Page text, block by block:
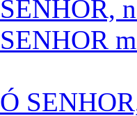
SENHOR,
SENHOR
Ó